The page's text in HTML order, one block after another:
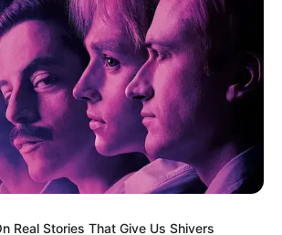
fleteros en Kennedy y evitó robo
Real Stories That Give Us Shivers